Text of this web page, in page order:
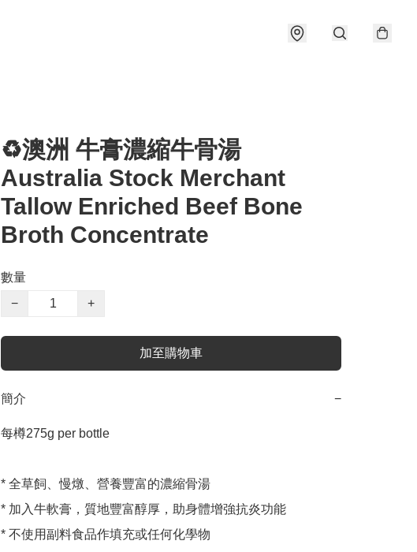
♻️澳洲 牛膏濃縮牛骨湯
Australia Stock Merchant
Tallow Enriched Beef Bone
Broth Concentrate
數量
−
+
加至購物車
簡介 −
每樽275g per bottle
* 全草飼、慢燉、營養豐富的濃縮骨湯
* 加入牛軟膏，質地豐富醇厚，助身體增強抗炎功能
* 不使用副料食品作填充或任何化學物